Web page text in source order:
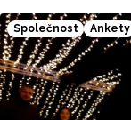
je tento den spíše
Ptali jsme se
tento svátek slaví.
Společnost Ankety